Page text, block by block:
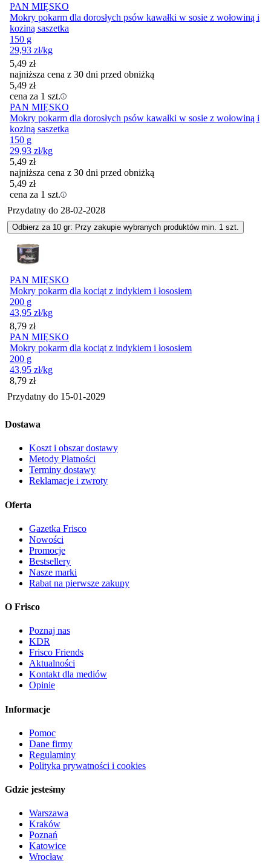
PAN MIĘSKO
Mokry pokarm dla dorosłych psów kawałki w sosie z wołowiną i
koziną saszetka
150 g
29,93 zł/kg
5,49 zł
najniższa cena z 30 dni przed obniżką
5,49 zł
cena za 1 szt.
PAN MIĘSKO
Mokry pokarm dla dorosłych psów kawałki w sosie z wołowiną i
koziną saszetka
150 g
29,93 zł/kg
5,49 zł
najniższa cena z 30 dni przed obniżką
5,49 zł
cena za 1 szt.
Przydatny do 28-02-2028
Odbierz za 10 gr: Przy zakupie wybranych produktów min. 1 szt.
PAN MIĘSKO
Mokry pokarm dla kociąt z indykiem i łososiem
200 g
43,95 zł/kg
Cena
8,79 zł
PAN MIĘSKO
Mokry pokarm dla kociąt z indykiem i łososiem
200 g
43,95 zł/kg
Cena
8,79 zł
Przydatny do 15-01-2029
Dostawa
Koszt i obszar dostawy
Metody Płatności
Terminy dostawy
Reklamacje i zwroty
Oferta
Gazetka Frisco
Nowości
Promocje
Bestsellery
Nasze marki
Rabat na pierwsze zakupy
O Frisco
Poznaj nas
KDR
Frisco Friends
Aktualności
Kontakt dla mediów
Opinie
Informacje
Pomoc
Dane firmy
Regulaminy
Polityka prywatności i cookies
Gdzie jesteśmy
Warszawa
Kraków
Poznań
Katowice
Wrocław